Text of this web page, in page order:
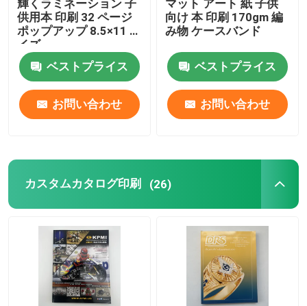
ビデオ
私達について
資源
ニュース
引用を要求しなさい
コーヒー テーブル ブック 印刷
輝くラミネーション 子
供用本 印刷 32 ページ
ポップアップ 8.5×11 サ
イズ
ベストプライス
お問い合わせ
マット アート 紙 子供
向け 本 印刷 170gm 編
み物 ケースバンド
ベストプライス
お問い合わせ
カスタムカタログ印刷 (26)